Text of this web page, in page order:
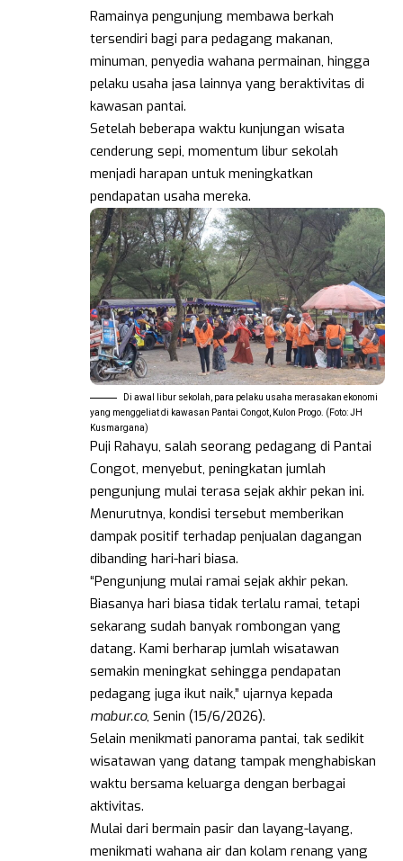
Ramainya pengunjung membawa berkah
tersendiri bagi para pedagang makanan,
minuman, penyedia wahana permainan, hingga
pelaku usaha jasa lainnya yang beraktivitas di
kawasan pantai.
Setelah beberapa waktu kunjungan wisata
cenderung sepi, momentum libur sekolah
menjadi harapan untuk meningkatkan
pendapatan usaha mereka.
Di awal libur sekolah, para pelaku usaha merasakan ekonomi
yang menggeliat di kawasan Pantai Congot, Kulon Progo. (Foto: JH
Kusmargana)
Puji Rahayu, salah seorang pedagang di Pantai
Congot, menyebut, peningkatan jumlah
pengunjung mulai terasa sejak akhir pekan ini.
Menurutnya, kondisi tersebut memberikan
dampak positif terhadap penjualan dagangan
dibanding hari-hari biasa.
“Pengunjung mulai ramai sejak akhir pekan.
Biasanya hari biasa tidak terlalu ramai, tetapi
sekarang sudah banyak rombongan yang
datang. Kami berharap jumlah wisatawan
semakin meningkat sehingga pendapatan
pedagang juga ikut naik,” ujarnya kepada
mabur.co, Senin (15/6/2026).
Selain menikmati panorama pantai, tak sedikit
wisatawan yang datang tampak menghabiskan
waktu bersama keluarga dengan berbagai
aktivitas.
Mulai dari bermain pasir dan layang-layang,
menikmati wahana air dan kolam renang yang